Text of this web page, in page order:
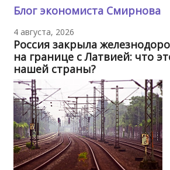
Блог экономиста Смирнова
4 августа, 2026
Россия закрыла
на границе с Латвией: что
нашей страны?